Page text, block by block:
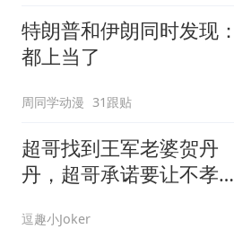
特朗普和伊朗同时发现：
都上当了
周同学动漫 31跟贴
超哥找到王军老婆贺丹
丹，超哥承诺要让不孝子
逗趣小Joker